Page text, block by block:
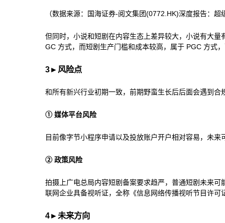
（数据来源：国海证券-阅文集团(0772.HK)深度报告：超
但同时，小说和短剧在内容生态上差异较大，小说有大量
GC 方式，而短剧生产门槛和成本较高，属于 PGC 方式，
3► 风险点
和所有新兴行业初期一致，前期野蛮生长后后面会遇到合
① 媒体平台风险
目前像字节小程序申请以及投放账户开户相对容易，未来
② 政策风险
拍摄上广电总局内容短剧备案要求趋严，普通短剧未来可
联网企业具备视听证，全称《信息网络传播视听节目许可
4► 未来方向